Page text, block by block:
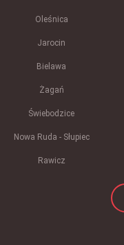
Oleśnica
Jarocin
Bielawa
Żagań
Świebodzice
Nowa Ruda - Słupiec
Rawicz